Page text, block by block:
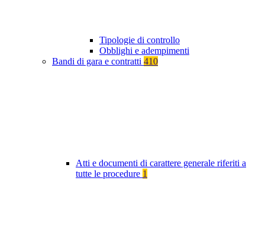
Tipologie di controllo
Obblighi e adempimenti
Bandi di gara e contratti 410
Atti e documenti di carattere generale riferiti a
tutte le procedure 1